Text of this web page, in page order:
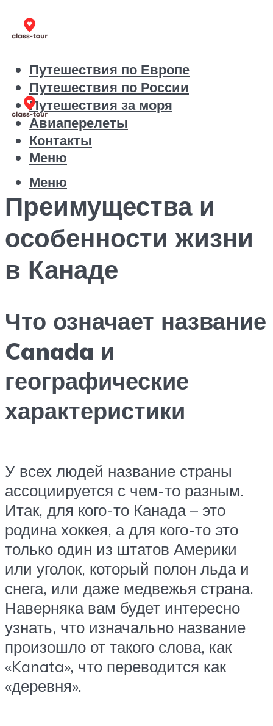
Путешествия по Европе
Путешествия по России
Путешествия за моря
Авиаперелеты
Контакты
Меню
Меню
Преимущества и
особенности жизни
в Канаде
Что означает название
Canada и
географические
характеристики
У всех людей название страны
ассоциируется с чем-то разным.
Итак, для кого-то Канада – это
родина хоккея, а для кого-то это
только один из штатов Америки
или уголок, который полон льда и
снега, или даже медвежья страна.
Наверняка вам будет интересно
узнать, что изначально название
произошло от такого слова, как
«Kanata», что переводится как
«деревня».